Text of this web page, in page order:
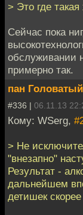
> Это где такая
Сейчас пока
обслуживании
примерно так.
пан Головатый
#336 | 06.11.13
Кому: WSerg,
> Не
"внезапно"
Результат -
дальнейшем
детишек